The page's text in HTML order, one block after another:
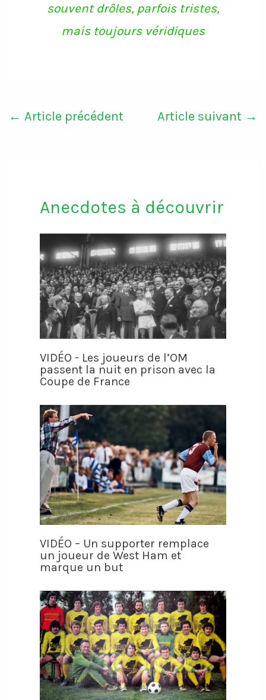
souvent drôles, parfois tristes,
mais toujours véridiques
← Article précédent Article suivant →
Anecdotes à découvrir
VIDÉO - Les joueurs de l’OM
passent la nuit en prison avec la
Coupe de France
VIDÉO – Un supporter remplace
un joueur de West Ham et
marque un but